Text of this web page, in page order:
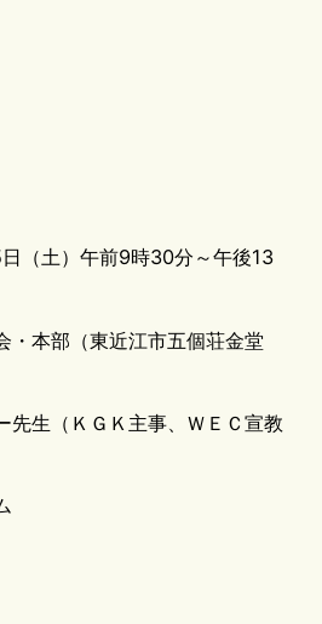
（土）午前9時30分～午後13
・本部（東近江市五個荘金堂
先生（ＫＧＫ主事、ＷＥＣ宣教